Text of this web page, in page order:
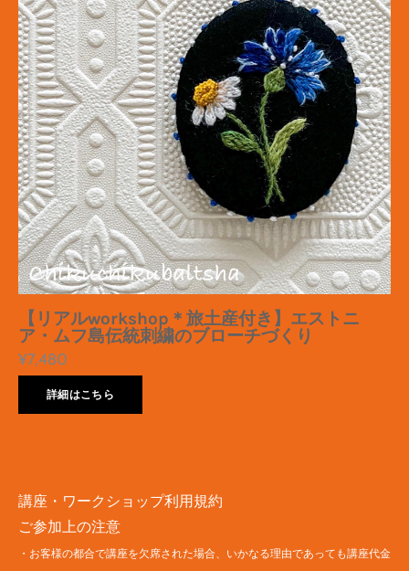
【リアルworkshop＊旅土産付き】エストニ
ア・ムフ島伝統刺繍のブローチづくり
¥7,480
詳細はこちら
講座・ワークショップ利用規約
ご参加上の注意
・お客様の都合で講座を欠席された場合、いかなる理由であっても講座代金